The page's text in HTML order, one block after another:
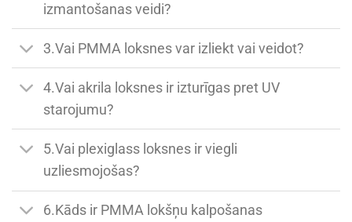
izmantošanas veidi?
3.Vai PMMA loksnes var izliekt vai veidot?
4.Vai akrila loksnes ir izturīgas pret UV
starojumu?
5.Vai plexiglass loksnes ir viegli
uzliesmojošas?
6.Kāds ir PMMA lokšņu kalpošanas